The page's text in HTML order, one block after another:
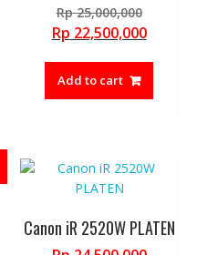
Rp25,000,000Original
price
Rp 22,500,000Current
Add to cart
Canon iR 2520W PLATEN